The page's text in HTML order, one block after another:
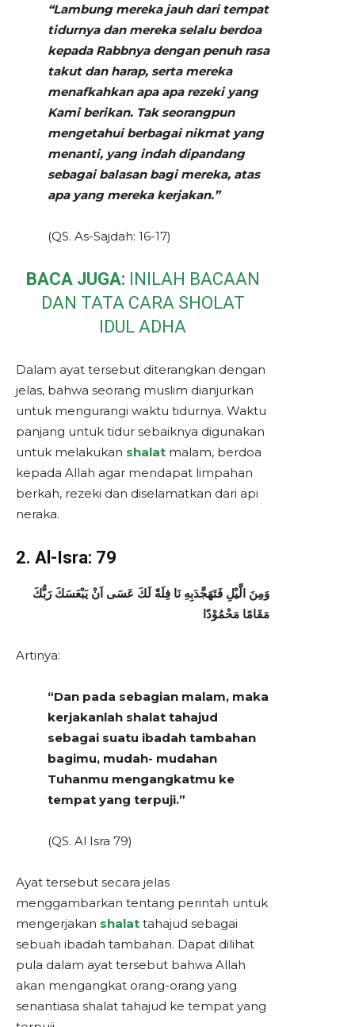
“Lambung mereka jauh dari tempat
tidurnya dan mereka selalu berdoa
kepada Rabbnya dengan penuh rasa
takut dan harap, serta mereka
menafkahkan apa apa rezeki yang
Kami berikan. Tak seorangpun
mengetahui berbagai nikmat yang
menanti, yang indah dipandang
sebagai balasan bagi mereka, atas
apa yang mereka kerjakan.”
(QS. As-Sajdah: 16-17)
BACA JUGA: INILAH BACAAN
DAN TATA CARA SHOLAT
IDUL ADHA
Dalam ayat tersebut diterangkan dengan
jelas, bahwa seorang muslim dianjurkan
untuk mengurangi waktu tidurnya. Waktu
panjang untuk tidur sebaiknya digunakan
untuk melakukan shalat malam, berdoa
kepada Allah agar mendapat limpahan
berkah, rezeki dan diselamatkan dari api
neraka.
2. Al-Isra: 79
وَمِنَ الَّيْلِ فَتَهَجَّدَبِهِ نَا فِلَةً لَكَ عَسَى اَنْ يَبْعَسَكَ رَبُّكَ
مَقَامًا مَحْمُوْدًا
Artinya:
“Dan pada sebagian malam, maka
kerjakanlah shalat tahajud
sebagai suatu ibadah tambahan
bagimu, mudah- mudahan
Tuhanmu mengangkatmu ke
tempat yang terpuji.”
(QS. Al Isra 79)
Ayat tersebut secara jelas
menggambarkan tentang perintah untuk
mengerjakan shalat tahajud sebagai
sebuah ibadah tambahan. Dapat dilihat
pula dalam ayat tersebut bahwa Allah
akan mengangkat orang-orang yang
senantiasa shalat tahajud ke tempat yang